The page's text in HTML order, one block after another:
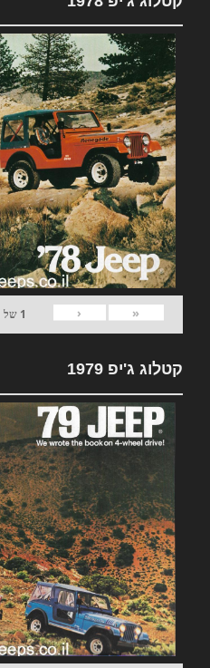
«
‹
1 של
קטלוג ג'יפ 1979